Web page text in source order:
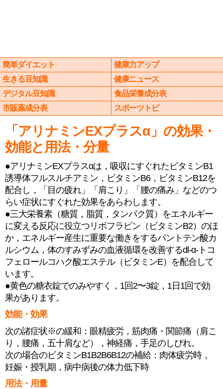
簡単ダイエット
健康力アップ
生きる豆知識
健康ニュース
デジタル豆知識
食品栄養成分表
市販薬成分表
スポーツトピ
「アリナミンEXプラスα」の効果・
効能と用法・分量
●アリナミンEXプラスαは，吸収にすぐれたビタミンB1
誘導体フルスルチアミン，ビタミンB6，ビタミンB12を
配合し，「目の疲れ」「肩こり」「腰の痛み」などのつ
らい症状にすぐれた効果をあらわします。
●三大栄養素（糖質，脂質，タンパク質）をエネルギー
に変える反応に役立つリボフラビン（ビタミンB2）のほ
か，エネルギー産生に重要な働きをするパントテン酸カ
ルシウム，体のすみずみの血液循環を改善するdl-α-トコ
フェロールコハク酸エステル（ビタミンE）を配合して
います。
●黄色の糖衣錠でのみやすく，1回2〜3錠，1日1回で効
果があります。
効能・効果
次の諸症状※の緩和：眼精疲労，筋肉痛・関節痛（肩こ
り，腰痛，五十肩など），神経痛，手足のしびれ。
次の場合のビタミンB1B2B6B12の補給：肉体疲労時，
妊娠・授乳期，病中病後の体力低下時
用法・用量